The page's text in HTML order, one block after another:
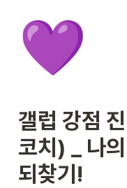
💜
갤럽 강점
코치) _ 나
되찾기!